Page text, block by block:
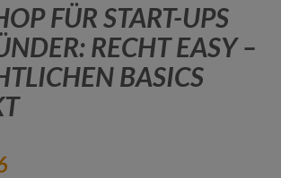
FÜR START-UPS
RECHT EASY –
BASICS